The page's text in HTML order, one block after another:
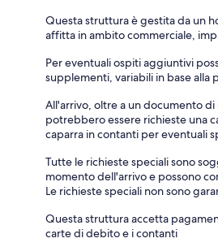
Questa struttura è gestita da un
affitta in ambito commerciale,
Per eventuali ospiti aggiuntivi
supplementi, variabili in base alla
All'arrivo, oltre a un documento
potrebbero essere richieste una
caparra in contanti per eventuali
Tutte le richieste speciali sono
momento dell'arrivo e possono
Le richieste speciali non sono
Questa struttura accetta
carte di debito e i contanti